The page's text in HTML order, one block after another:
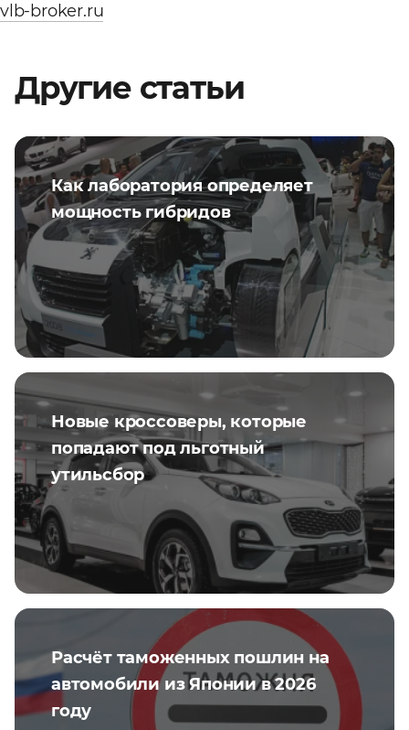
vlb-broker.ru
Другие статьи
Как лаборатория определяет
мощность гибридов
Новые кроссоверы, которые
попадают под льготный
утильсбор
Расчёт таможенных пошлин на
автомобили из Японии в 2026
году